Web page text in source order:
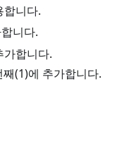
니다.
니다.
가합니다.
(1)에 추가합니다.